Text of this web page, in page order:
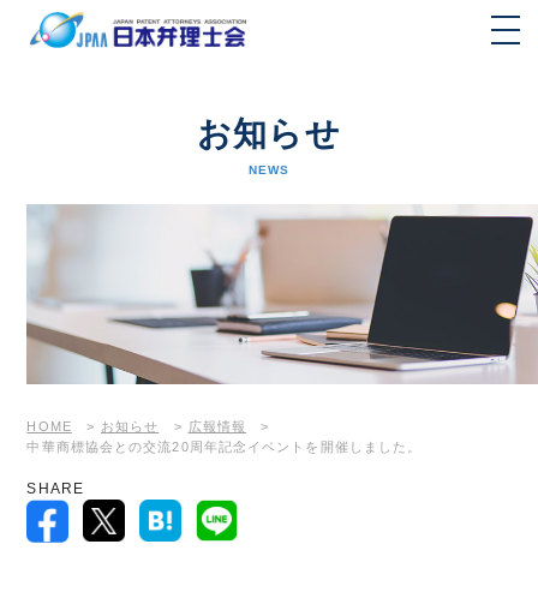
お知らせ
NEWS
HOME > お知らせ > 広報情報
>
中華商標協会との交流20周年記念イベントを開催しました。
SHARE